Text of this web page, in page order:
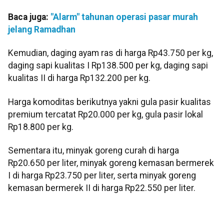
Baca juga: "Alarm" tahunan operasi pasar murah
jelang Ramadhan
Kemudian, daging ayam ras di harga Rp43.750 per kg,
daging sapi kualitas I Rp138.500 per kg, daging sapi
kualitas II di harga Rp132.200 per kg.
Harga komoditas berikutnya yakni gula pasir kualitas
premium tercatat Rp20.000 per kg, gula pasir lokal
Rp18.800 per kg.
Sementara itu, minyak goreng curah di harga
Rp20.650 per liter, minyak goreng kemasan bermerek
I di harga Rp23.750 per liter, serta minyak goreng
kemasan bermerek II di harga Rp22.550 per liter.